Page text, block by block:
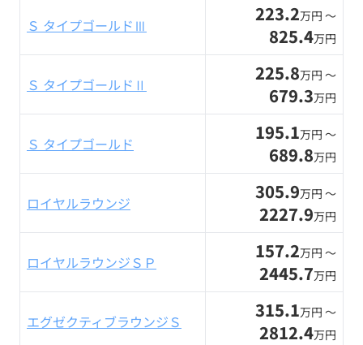
Ｓ タイプゴールドⅢ 223.2万円 〜
825.4万円
Ｓ タイプゴールドⅡ 225.8万円 〜
679.3万円
Ｓ タイプゴールド 195.1万円 〜
689.8万円
ロイヤルラウンジ 305.9万円 〜
2227.9万円
ロイヤルラウンジＳＰ 157.2万円 〜
2445.7万円
エグゼクティブラウンジＳ 315.1万円 〜
2812.4万円